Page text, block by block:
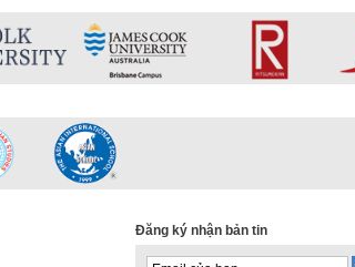
Đăng ký nhận bản tin